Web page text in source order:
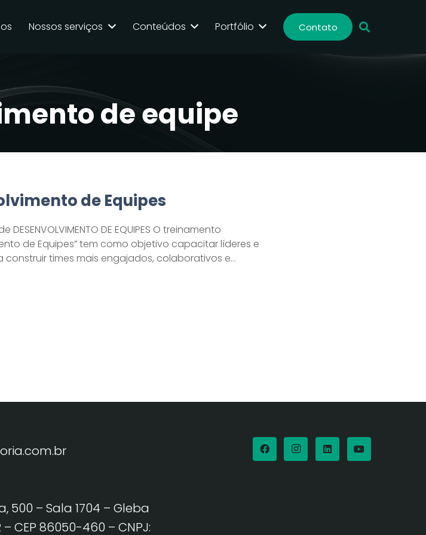
Nossos serviços Conteúdos Portfólio Contato
de equipe
de Equipes
DESENVOLVIMENTO DE EQUIPES O treinamento
de Equipes” tem como objetivo capacitar líderes e
construir times mais engajados, colaborativos e…
500 – Sala 1704 – Gleba
CEP 86050-460 – CNPJ: